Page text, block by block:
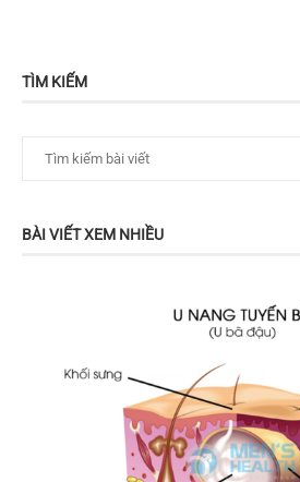
TÌM KIẾM
BÀI VIẾT XEM NHIỀU